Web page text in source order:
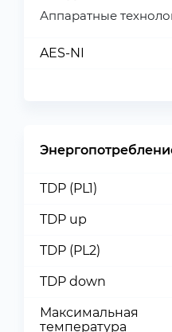
Аппаратные
AES-NI
TDP (PL1)
TDP up
TDP (PL2)
TDP down
Максимальная
температура